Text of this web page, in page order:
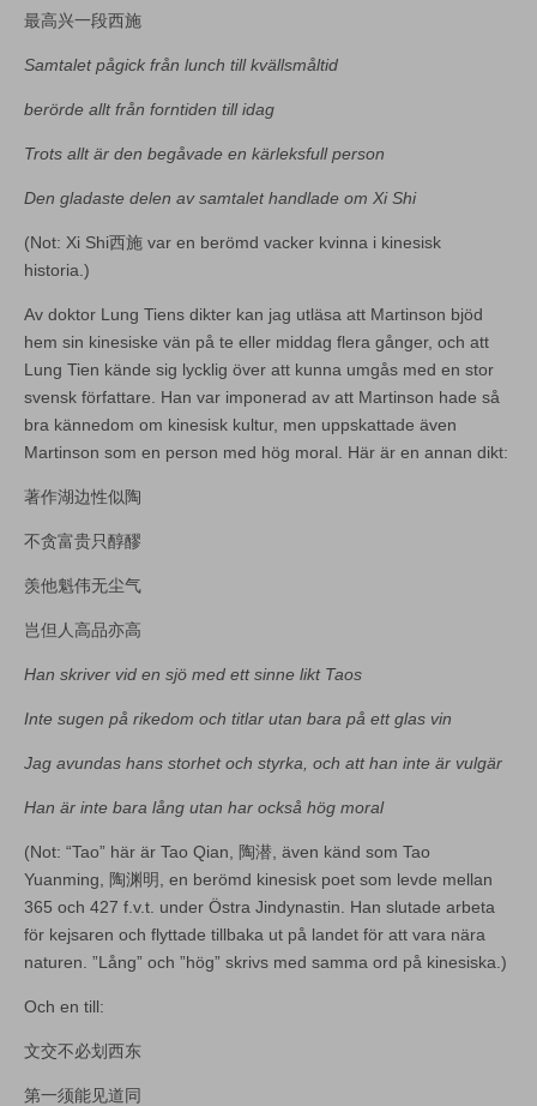
最高兴一段西施
Samtalet pågick från lunch till kvällsmåltid
berörde allt från forntiden till idag
Trots allt är den begåvade en kärleksfull person
Den gladaste delen av samtalet handlade om Xi Shi
(Not: Xi Shi西施 var en berömd vacker kvinna i kinesisk
historia.)
Av doktor Lung Tiens dikter kan jag utläsa att Martinson bjöd
hem sin kinesiske vän på te eller middag flera gånger, och att
Lung Tien kände sig lycklig över att kunna umgås med en stor
svensk författare. Han var imponerad av att Martinson hade så
bra kännedom om kinesisk kultur, men uppskattade även
Martinson som en person med hög moral. Här är en annan dikt:
著作湖边性似陶
不贪富贵只醇醪
羡他魁伟无尘气
岂但人高品亦高
Han skriver vid en sjö med ett sinne likt Taos
Inte sugen på rikedom och titlar utan bara på ett glas vin
Jag avundas hans storhet och styrka, och att han inte är vulgär
Han är inte bara lång utan har också hög moral
(Not: “Tao” här är Tao Qian, 陶潜, även känd som Tao
Yuanming, 陶渊明, en berömd kinesisk poet som levde mellan
365 och 427 f.v.t. under Östra Jindynastin. Han slutade arbeta
för kejsaren och flyttade tillbaka ut på landet för att vara nära
naturen. ”Lång” och ”hög” skrivs med samma ord på kinesiska.)
Och en till:
文交不必划西东
第一须能见道同